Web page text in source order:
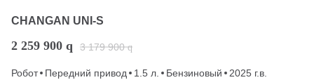
CHANGAN UNI-S
2 259 900 q 3 179 900 q
Робот Передний привод 1.5 л. Бензиновый
2025 г.в.